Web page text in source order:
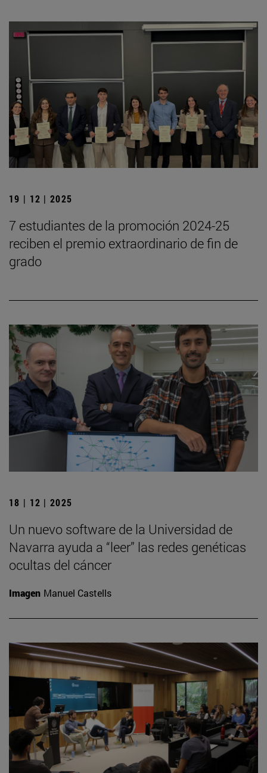
19 | 12 | 2025
7 estudiantes de la promoción 2024-25
reciben el premio extraordinario de fin de
grado
18 | 12 | 2025
Un nuevo software de la Universidad de
Navarra ayuda a “leer” las redes genéticas
ocultas del cáncer
Imagen Manuel Castells